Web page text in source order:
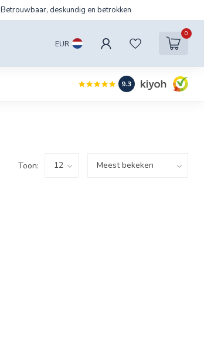
Betrouwbaar, deskundig en betrokken
EUR
0
9.3
Toon: